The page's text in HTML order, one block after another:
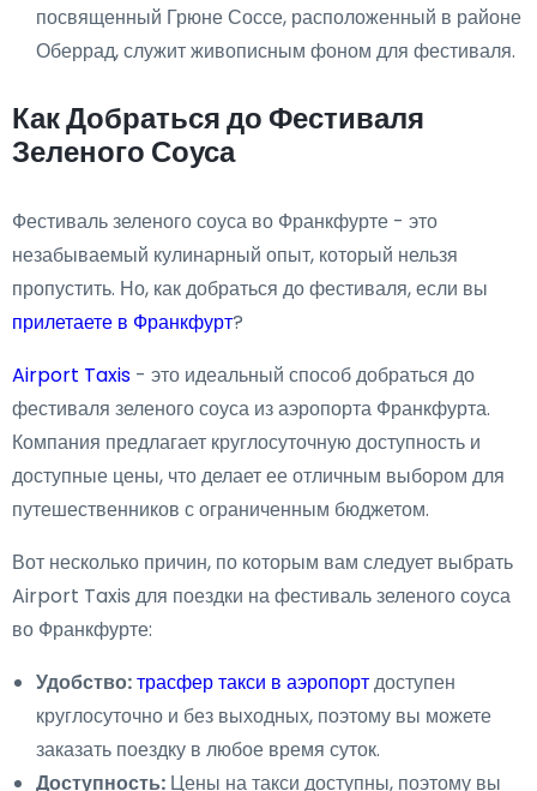
посвященный Грюне Соссе, расположенный в районе
Оберрад, служит живописным фоном для фестиваля.
Как Добраться до Фестиваля
Зеленого Соуса
Фестиваль зеленого соуса во Франкфурте - это
незабываемый кулинарный опыт, который нельзя
пропустить. Но, как добраться до фестиваля, если вы
прилетаете в Франкфурт?
Airport Taxis - это идеальный способ добраться до
фестиваля зеленого соуса из аэропорта Франкфурта.
Компания предлагает круглосуточную доступность и
доступные цены, что делает ее отличным выбором для
путешественников с ограниченным бюджетом.
Вот несколько причин, по которым вам следует выбрать
Airport Taxis для поездки на фестиваль зеленого соуса
во Франкфурте:
Удобство:трасфер такси в аэропортдоступен
круглосуточно и без выходных, поэтому вы можете
заказать поездку в любое время суток.
Доступность: Цены на такси доступны, поэтому вы